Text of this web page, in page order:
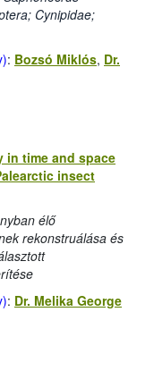
Cynipidae;
: Bozsó Miklós, Dr.
in time and space
insect
élő
rekonstruálása és
: Dr. Melika George